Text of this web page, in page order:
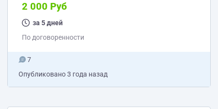
2 000 Руб
за 5 дней
По договоренности
7
Опубликовано3 года назад